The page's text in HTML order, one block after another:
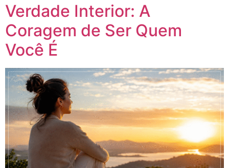
Verdade Interior: A
Coragem de Ser Quem
Você É